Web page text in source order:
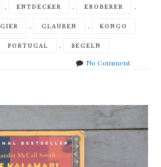
, ENTDECKER , EROBERER ,
GIER , GLAUBEN , KONGO
PORTUGAL , SEGELN
No Commenton
Der
König
des
Kongo